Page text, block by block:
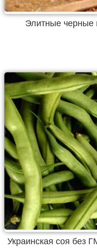
Элитные черные
Украинская соя без